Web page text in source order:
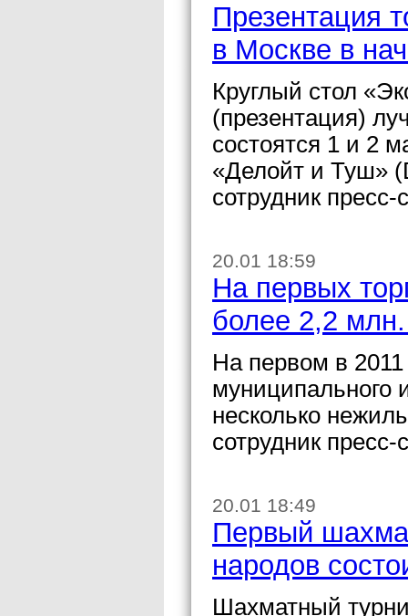
Презентация
в Москве в
Круглый стол
(презентация)
состоятся 1 и 2
«Делойт и Туш»
сотрудник
20.01 18:59
На первых
более 2,2
На первом в 2011
муниципального
несколько
сотрудник
20.01 18:49
Первый
народов
Шахматный